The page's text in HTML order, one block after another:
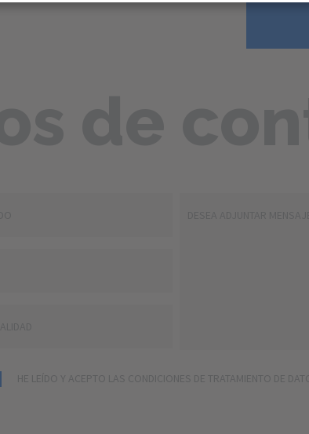
HE LEÍDO Y ACEPTO LAS CONDICIONES DE TRATAMIENTO DE